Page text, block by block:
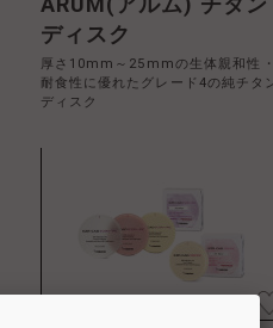
ディスク
厚さ10mm～25mmの生体親和性
耐食性に優れたグレード4の純チタ
ディスク